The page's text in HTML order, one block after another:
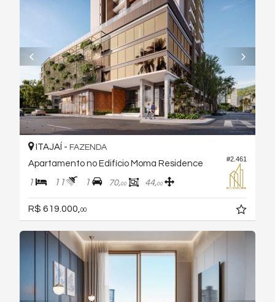
#2.461
ITAJAÍ - FAZENDA
Apartamento no Edifício Moma Residence
1 11 1 70,00 44,00
R$ 619.000, 00